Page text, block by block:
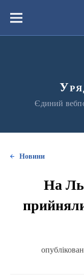
вмістуМеню
Єдиний
Новини
На
прийняли